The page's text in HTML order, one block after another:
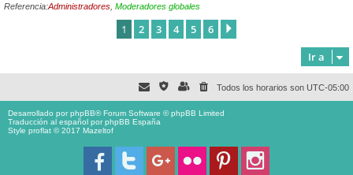
Referencia:Administradores Moderadores globales
1 2 3 4 5 6
Ir a
Todos los horarios son UTC-05:00
Desarrollado porphpBB® Forum Software © phpBB Limited
Traducción al español porphpBB España
Style proflat © 2017 Mazeltof